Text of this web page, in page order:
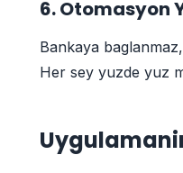
6. Otomasyon
Bankaya
Her sey yuzde yuz